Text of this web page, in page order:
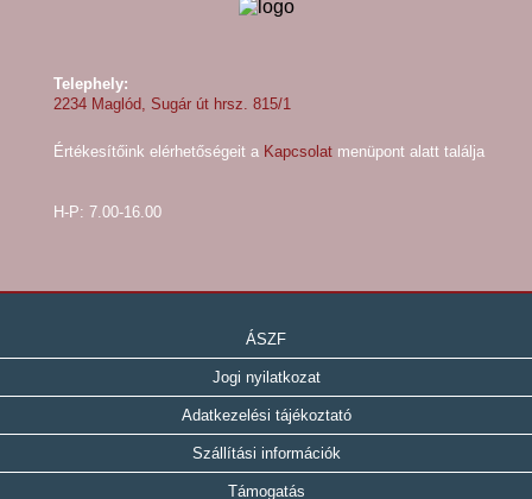
Telephely:
2234 Maglód, Sugár út hrsz. 815/1
Értékesítőink elérhetőségeit a Kapcsolat menüpont alatt találja
H-P: 7.00-16.00
ÁSZF
Jogi nyilatkozat
Adatkezelési tájékoztató
Szállítási információk
Támogatás